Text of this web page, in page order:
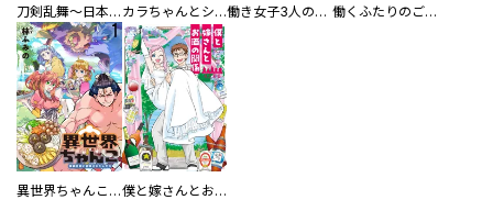
刀剣乱舞～日本号つれづれ酒～ カラちゃんとシトーさんと、 【分冊版】 働き女子3人のおうち晩酌 働くふたりのごほうび飯
異世界ちゃんこ～横綱目前に召喚されたんだが～ 【連載版】 僕と嫁さんとお酒の関係